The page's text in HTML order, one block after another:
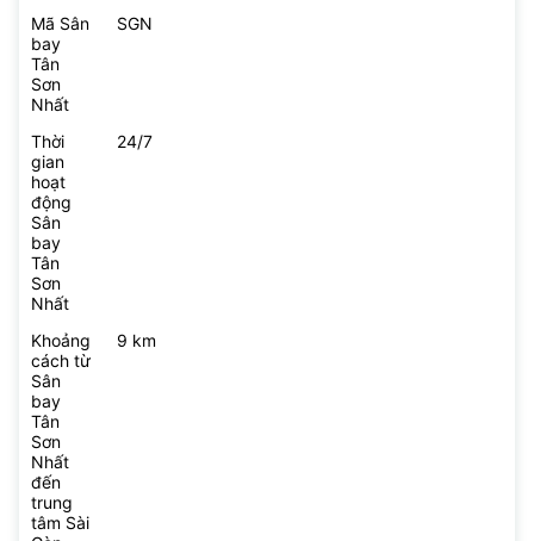
Mã Sân
bay
Tân
Sơn
Nhất
SGN
Thời
gian
hoạt
động
Sân
bay
Tân
Sơn
Nhất
24/7
Khoảng
cách từ
Sân
bay
Tân
Sơn
Nhất
đến
trung
tâm Sài
9 km